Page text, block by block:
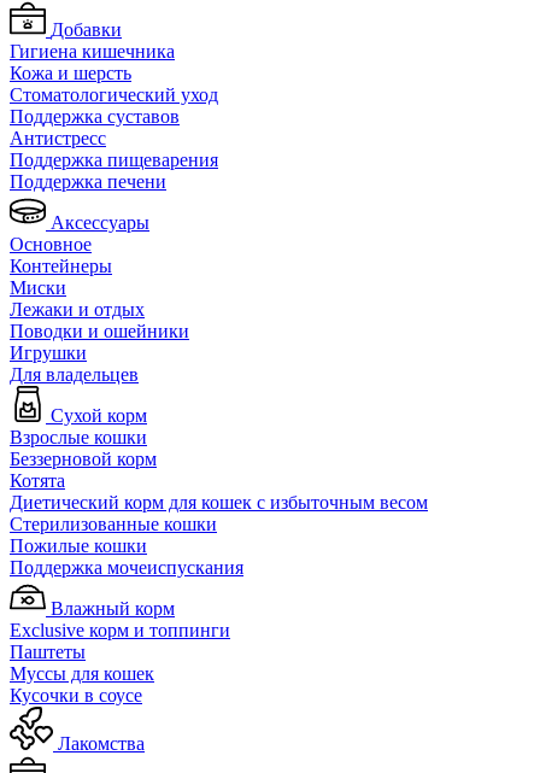
Добавки
Гигиена кишечника
Кожа и шерсть
Cтоматологический уход
Поддержка суставов
Антистресс
Поддержка пищеварения
Поддержка печени
Аксессуары
Основное
Контейнеры
Миски
Лежаки и отдых
Поводки и ошейники
Игрушки
Для владельцев
Сухой корм
Взрослые кошки
Беззерновой корм
Котята
Диетический корм для кошек с избыточным весом
Стерилизованные кошки
Пожилые кошки
Поддержка мочеиспускания
Влажный корм
Exclusive корм и топпинги
Паштеты
Муссы для кошек
Кусочки в соусе
Лакомства